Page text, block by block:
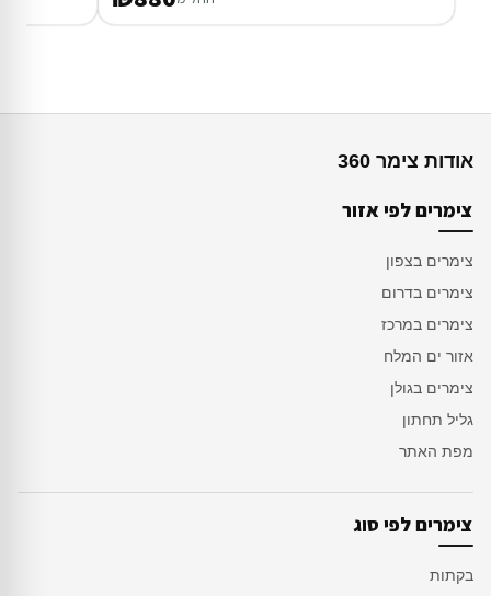
אודות צימר 360
צימרים לפי אזור
צימרים בצפון
צימרים בדרום
צימרים במרכז
אזור ים המלח
צימרים בגולן
גליל תחתון
מפת האתר
צימרים לפי סוג
בקתות